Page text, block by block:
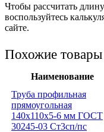
Чтобы рассчитать
воспользуйтесь
сайте.
Похожие товары
Наименование
Труба профильная
прямоугольная
140x110x5-6 мм ГОСТ
30245-03 Ст3сп/пс